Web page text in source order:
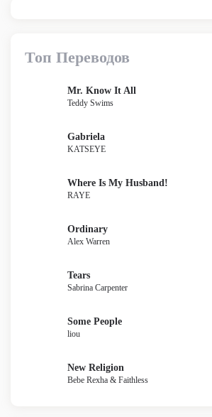
Топ Переводов
Mr. Know It All
Teddy Swims
Gabriela
KATSEYE
Where Is My Husband!
RAYE
Ordinary
Alex Warren
Tears
Sabrina Carpenter
Some People
liou
New Religion
Bebe Rexha & Faithless